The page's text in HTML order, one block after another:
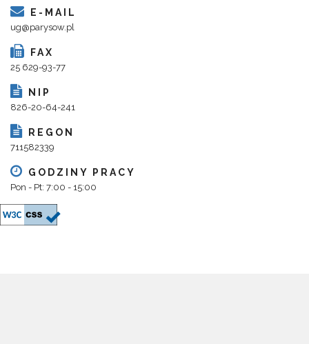
E-MAIL
ug@parysow.pl
FAX
25 629-93-77
NIP
826-20-64-241
REGON
711582339
GODZINY PRACY
Pon - Pt: 7:00 - 15:00